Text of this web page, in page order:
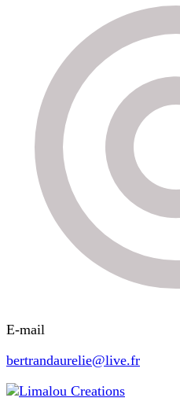
E-mail
bertrandaurelie@live.fr